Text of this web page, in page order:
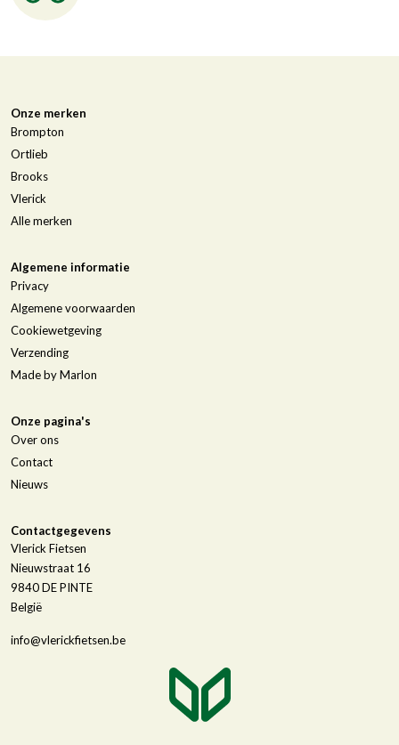
Onze merken
Brompton
Ortlieb
Brooks
Vlerick
Alle merken
Algemene informatie
Privacy
Algemene voorwaarden
Cookiewetgeving
Verzending
Made by Marlon
Onze pagina's
Over ons
Contact
Nieuws
Contactgegevens
Vlerick Fietsen
Nieuwstraat 16
9840DE PINTE
België
info@vlerickfietsen.be